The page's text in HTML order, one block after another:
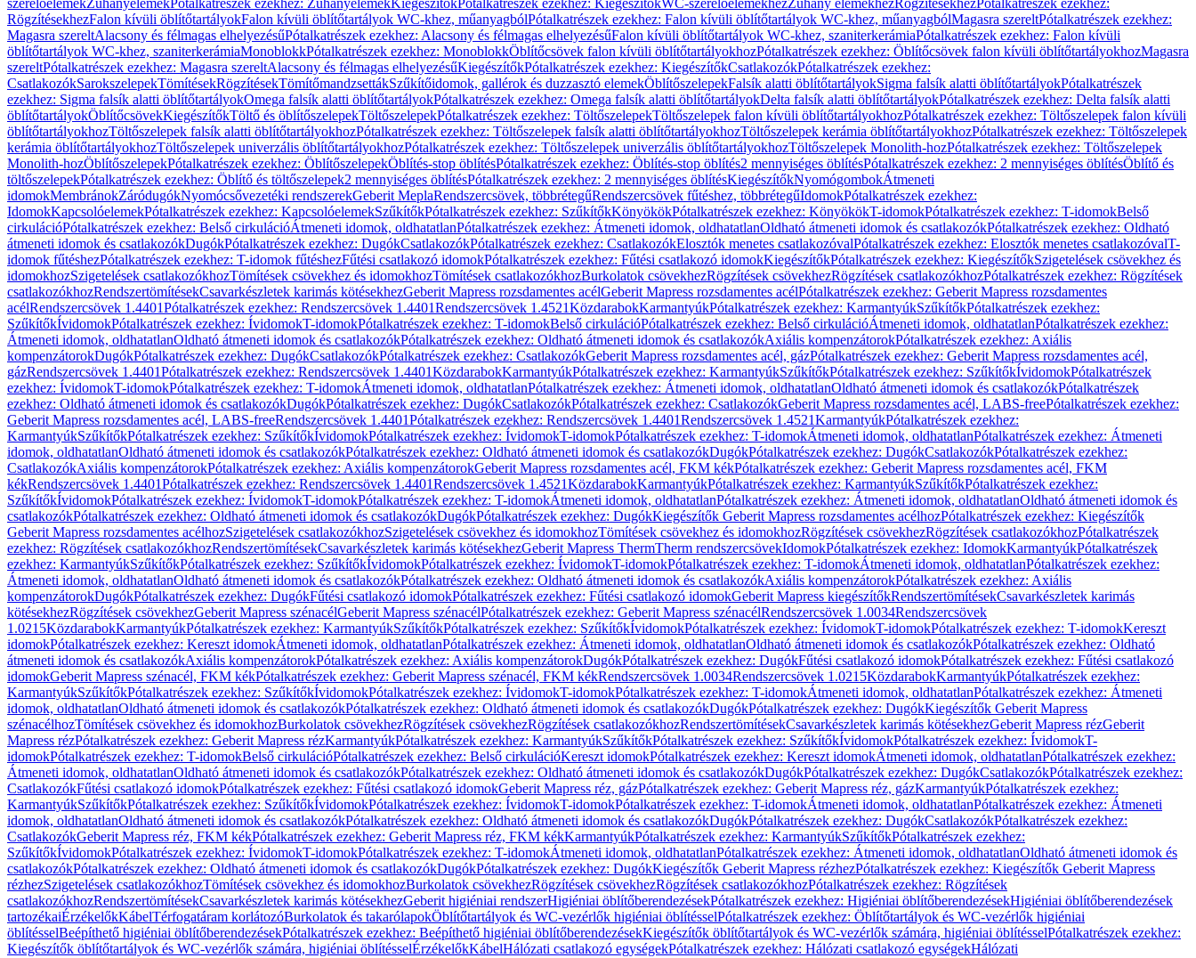
szerelőelemekZuhanyelemekPótalkatrészek ezekhez: ZuhanyelemekKiegészítőkPótalkatrészek ezekhez: KiegészítőkWC-szerelőelemekhezZuhany elemekhezRögzítésekhezPótalkatrészek ezekhez:
RögzítésekhezFalon kívüli öblítőtartályokFalon kívüli öblítőtartályok WC-khez, műanyagbólPótalkatrészek ezekhez: Falon kívüli öblítőtartályok WC-khez, műanyagbólMagasra szereltPótalkatrészek ezekhez:
Magasra szereltAlacsony és félmagas elhelyezésűPótalkatrészek ezekhez: Alacsony és félmagas elhelyezésűFalon kívüli öblítőtartályok WC-khez, szaniterkerámiaPótalkatrészek ezekhez: Falon kívüli
öblítőtartályok WC-khez, szaniterkerámiaMonoblokkPótalkatrészek ezekhez: MonoblokkÖblítőcsövek falon kívüli öblítőtartályokhozPótalkatrészek ezekhez: Öblítőcsövek falon kívüli öblítőtartályokhozMagasra
szereltPótalkatrészek ezekhez: Magasra szereltAlacsony és félmagas elhelyezésűKiegészítőkPótalkatrészek ezekhez: KiegészítőkCsatlakozókPótalkatrészek ezekhez:
CsatlakozókSarokszelepekTömítésekRögzítésekTömítőmandzsettákSzűkítőidomok, gallérok és duzzasztó elemekÖblítőszelepekFalsík alatti öblítőtartályokSigma falsík alatti öblítőtartályokPótalkatrészek
ezekhez: Sigma falsík alatti öblítőtartályokOmega falsík alatti öblítőtartályokPótalkatrészek ezekhez: Omega falsík alatti öblítőtartályokDelta falsík alatti öblítőtartályokPótalkatrészek ezekhez: Delta falsík alatti
öblítőtartályokÖblítőcsövekKiegészítőkTöltő és öblítőszelepekTöltőszelepekPótalkatrészek ezekhez: TöltőszelepekTöltőszelepek falon kívüli öblítőtartályokhozPótalkatrészek ezekhez: Töltőszelepek falon kívüli
öblítőtartályokhozTöltőszelepek falsík alatti öblítőtartályokhozPótalkatrészek ezekhez: Töltőszelepek falsík alatti öblítőtartályokhozTöltőszelepek kerámia öblítőtartályokhozPótalkatrészek ezekhez: Töltőszelepek
kerámia öblítőtartályokhozTöltőszelepek univerzális öblítőtartályokhozPótalkatrészek ezekhez: Töltőszelepek univerzális öblítőtartályokhozTöltőszelepek Monolith-hozPótalkatrészek ezekhez: Töltőszelepek
Monolith-hozÖblítőszelepekPótalkatrészek ezekhez: ÖblítőszelepekÖblítés-stop öblítésPótalkatrészek ezekhez: Öblítés-stop öblítés2 mennyiséges öblítésPótalkatrészek ezekhez: 2 mennyiséges öblítésÖblítő és
töltőszelepekPótalkatrészek ezekhez: Öblítő és töltőszelepek2 mennyiséges öblítésPótalkatrészek ezekhez: 2 mennyiséges öblítésKiegészítőkNyomógombokÁtmeneti
idomokMembránokZáródugókNyomócsővezetéki rendszerekGeberit MeplaRendszercsövek, többrétegűRendszercsövek fűtéshez, többrétegűIdomokPótalkatrészek ezekhez:
IdomokKapcsolóelemekPótalkatrészek ezekhez: KapcsolóelemekSzűkítőkPótalkatrészek ezekhez: SzűkítőkKönyökökPótalkatrészek ezekhez: KönyökökT-idomokPótalkatrészek ezekhez: T-idomokBelső
cirkulációPótalkatrészek ezekhez: Belső cirkulációÁtmeneti idomok, oldhatatlanPótalkatrészek ezekhez: Átmeneti idomok, oldhatatlanOldható átmeneti idomok és csatlakozókPótalkatrészek ezekhez: Oldható
átmeneti idomok és csatlakozókDugókPótalkatrészek ezekhez: DugókCsatlakozókPótalkatrészek ezekhez: CsatlakozókElosztók menetes csatlakozóvalPótalkatrészek ezekhez: Elosztók menetes csatlakozóvalT-
idomok fűtéshezPótalkatrészek ezekhez: T-idomok fűtéshezFűtési csatlakozó idomokPótalkatrészek ezekhez: Fűtési csatlakozó idomokKiegészítőkPótalkatrészek ezekhez: KiegészítőkSzigetelések csövekhez és
idomokhozSzigetelések csatlakozókhozTömítések csövekhez és idomokhozTömítések csatlakozókhozBurkolatok csövekhezRögzítések csövekhezRögzítések csatlakozókhozPótalkatrészek ezekhez: Rögzítések
csatlakozókhozRendszertömítésekCsavarkészletek karimás kötésekhezGeberit Mapress rozsdamentes acélGeberit Mapress rozsdamentes acélPótalkatrészek ezekhez: Geberit Mapress rozsdamentes
acélRendszercsövek 1.4401Pótalkatrészek ezekhez: Rendszercsövek 1.4401Rendszercsövek 1.4521KözdarabokKarmantyúkPótalkatrészek ezekhez: KarmantyúkSzűkítőkPótalkatrészek ezekhez:
SzűkítőkÍvidomokPótalkatrészek ezekhez: ÍvidomokT-idomokPótalkatrészek ezekhez: T-idomokBelső cirkulációPótalkatrészek ezekhez: Belső cirkulációÁtmeneti idomok, oldhatatlanPótalkatrészek ezekhez:
Átmeneti idomok, oldhatatlanOldható átmeneti idomok és csatlakozókPótalkatrészek ezekhez: Oldható átmeneti idomok és csatlakozókAxiális kompenzátorokPótalkatrészek ezekhez: Axiális
kompenzátorokDugókPótalkatrészek ezekhez: DugókCsatlakozókPótalkatrészek ezekhez: CsatlakozókGeberit Mapress rozsdamentes acél, gázPótalkatrészek ezekhez: Geberit Mapress rozsdamentes acél,
gázRendszercsövek 1.4401Pótalkatrészek ezekhez: Rendszercsövek 1.4401KözdarabokKarmantyúkPótalkatrészek ezekhez: KarmantyúkSzűkítőkPótalkatrészek ezekhez: SzűkítőkÍvidomokPótalkatrészek
ezekhez: ÍvidomokT-idomokPótalkatrészek ezekhez: T-idomokÁtmeneti idomok, oldhatatlanPótalkatrészek ezekhez: Átmeneti idomok, oldhatatlanOldható átmeneti idomok és csatlakozókPótalkatrészek
ezekhez: Oldható átmeneti idomok és csatlakozókDugókPótalkatrészek ezekhez: DugókCsatlakozókPótalkatrészek ezekhez: CsatlakozókGeberit Mapress rozsdamentes acél, LABS-freePótalkatrészek ezekhez:
Geberit Mapress rozsdamentes acél, LABS-freeRendszercsövek 1.4401Pótalkatrészek ezekhez: Rendszercsövek 1.4401Rendszercsövek 1.4521KarmantyúkPótalkatrészek ezekhez:
KarmantyúkSzűkítőkPótalkatrészek ezekhez: SzűkítőkÍvidomokPótalkatrészek ezekhez: ÍvidomokT-idomokPótalkatrészek ezekhez: T-idomokÁtmeneti idomok, oldhatatlanPótalkatrészek ezekhez: Átmeneti
idomok, oldhatatlanOldható átmeneti idomok és csatlakozókPótalkatrészek ezekhez: Oldható átmeneti idomok és csatlakozókDugókPótalkatrészek ezekhez: DugókCsatlakozókPótalkatrészek ezekhez:
CsatlakozókAxiális kompenzátorokPótalkatrészek ezekhez: Axiális kompenzátorokGeberit Mapress rozsdamentes acél, FKM kékPótalkatrészek ezekhez: Geberit Mapress rozsdamentes acél, FKM
kékRendszercsövek 1.4401Pótalkatrészek ezekhez: Rendszercsövek 1.4401Rendszercsövek 1.4521KözdarabokKarmantyúkPótalkatrészek ezekhez: KarmantyúkSzűkítőkPótalkatrészek ezekhez:
SzűkítőkÍvidomokPótalkatrészek ezekhez: ÍvidomokT-idomokPótalkatrészek ezekhez: T-idomokÁtmeneti idomok, oldhatatlanPótalkatrészek ezekhez: Átmeneti idomok, oldhatatlanOldható átmeneti idomok és
csatlakozókPótalkatrészek ezekhez: Oldható átmeneti idomok és csatlakozókDugókPótalkatrészek ezekhez: DugókKiegészítők Geberit Mapress rozsdamentes acélhozPótalkatrészek ezekhez: Kiegészítők
Geberit Mapress rozsdamentes acélhozSzigetelések csatlakozókhozSzigetelések csövekhez és idomokhozTömítések csövekhez és idomokhozRögzítések csövekhezRögzítések csatlakozókhozPótalkatrészek
ezekhez: Rögzítések csatlakozókhozRendszertömítésekCsavarkészletek karimás kötésekhezGeberit Mapress ThermTherm rendszercsövekIdomokPótalkatrészek ezekhez: IdomokKarmantyúkPótalkatrészek
ezekhez: KarmantyúkSzűkítőkPótalkatrészek ezekhez: SzűkítőkÍvidomokPótalkatrészek ezekhez: ÍvidomokT-idomokPótalkatrészek ezekhez: T-idomokÁtmeneti idomok, oldhatatlanPótalkatrészek ezekhez:
Átmeneti idomok, oldhatatlanOldható átmeneti idomok és csatlakozókPótalkatrészek ezekhez: Oldható átmeneti idomok és csatlakozókAxiális kompenzátorokPótalkatrészek ezekhez: Axiális
kompenzátorokDugókPótalkatrészek ezekhez: DugókFűtési csatlakozó idomokPótalkatrészek ezekhez: Fűtési csatlakozó idomokGeberit Mapress kiegészítőkRendszertömítésekCsavarkészletek karimás
kötésekhezRögzítések csövekhezGeberit Mapress szénacélGeberit Mapress szénacélPótalkatrészek ezekhez: Geberit Mapress szénacélRendszercsövek 1.0034Rendszercsövek
1.0215KözdarabokKarmantyúkPótalkatrészek ezekhez: KarmantyúkSzűkítőkPótalkatrészek ezekhez: SzűkítőkÍvidomokPótalkatrészek ezekhez: ÍvidomokT-idomokPótalkatrészek ezekhez: T-idomokKereszt
idomokPótalkatrészek ezekhez: Kereszt idomokÁtmeneti idomok, oldhatatlanPótalkatrészek ezekhez: Átmeneti idomok, oldhatatlanOldható átmeneti idomok és csatlakozókPótalkatrészek ezekhez: Oldható
átmeneti idomok és csatlakozókAxiális kompenzátorokPótalkatrészek ezekhez: Axiális kompenzátorokDugókPótalkatrészek ezekhez: DugókFűtési csatlakozó idomokPótalkatrészek ezekhez: Fűtési csatlakozó
idomokGeberit Mapress szénacél, FKM kékPótalkatrészek ezekhez: Geberit Mapress szénacél, FKM kékRendszercsövek 1.0034Rendszercsövek 1.0215KözdarabokKarmantyúkPótalkatrészek ezekhez:
KarmantyúkSzűkítőkPótalkatrészek ezekhez: SzűkítőkÍvidomokPótalkatrészek ezekhez: ÍvidomokT-idomokPótalkatrészek ezekhez: T-idomokÁtmeneti idomok, oldhatatlanPótalkatrészek ezekhez: Átmeneti
idomok, oldhatatlanOldható átmeneti idomok és csatlakozókPótalkatrészek ezekhez: Oldható átmeneti idomok és csatlakozókDugókPótalkatrészek ezekhez: DugókKiegészítők Geberit Mapress
szénacélhozTömítések csövekhez és idomokhozBurkolatok csövekhezRögzítések csövekhezRögzítések csatlakozókhozRendszertömítésekCsavarkészletek karimás kötésekhezGeberit Mapress rézGeberit
Mapress rézPótalkatrészek ezekhez: Geberit Mapress rézKarmantyúkPótalkatrészek ezekhez: KarmantyúkSzűkítőkPótalkatrészek ezekhez: SzűkítőkÍvidomokPótalkatrészek ezekhez: ÍvidomokT-
idomokPótalkatrészek ezekhez: T-idomokBelső cirkulációPótalkatrészek ezekhez: Belső cirkulációKereszt idomokPótalkatrészek ezekhez: Kereszt idomokÁtmeneti idomok, oldhatatlanPótalkatrészek ezekhez:
Átmeneti idomok, oldhatatlanOldható átmeneti idomok és csatlakozókPótalkatrészek ezekhez: Oldható átmeneti idomok és csatlakozókDugókPótalkatrészek ezekhez: DugókCsatlakozókPótalkatrészek ezekhez:
CsatlakozókFűtési csatlakozó idomokPótalkatrészek ezekhez: Fűtési csatlakozó idomokGeberit Mapress réz, gázPótalkatrészek ezekhez: Geberit Mapress réz, gázKarmantyúkPótalkatrészek ezekhez:
KarmantyúkSzűkítőkPótalkatrészek ezekhez: SzűkítőkÍvidomokPótalkatrészek ezekhez: ÍvidomokT-idomokPótalkatrészek ezekhez: T-idomokÁtmeneti idomok, oldhatatlanPótalkatrészek ezekhez: Átmeneti
idomok, oldhatatlanOldható átmeneti idomok és csatlakozókPótalkatrészek ezekhez: Oldható átmeneti idomok és csatlakozókDugókPótalkatrészek ezekhez: DugókCsatlakozókPótalkatrészek ezekhez:
CsatlakozókGeberit Mapress réz, FKM kékPótalkatrészek ezekhez: Geberit Mapress réz, FKM kékKarmantyúkPótalkatrészek ezekhez: KarmantyúkSzűkítőkPótalkatrészek ezekhez:
SzűkítőkÍvidomokPótalkatrészek ezekhez: ÍvidomokT-idomokPótalkatrészek ezekhez: T-idomokÁtmeneti idomok, oldhatatlanPótalkatrészek ezekhez: Átmeneti idomok, oldhatatlanOldható átmeneti idomok és
csatlakozókPótalkatrészek ezekhez: Oldható átmeneti idomok és csatlakozókDugókPótalkatrészek ezekhez: DugókKiegészítők Geberit Mapress rézhezPótalkatrészek ezekhez: Kiegészítők Geberit Mapress
rézhezSzigetelések csatlakozókhozTömítések csövekhez és idomokhozBurkolatok csövekhezRögzítések csövekhezRögzítések csatlakozókhozPótalkatrészek ezekhez: Rögzítések
csatlakozókhozRendszertömítésekCsavarkészletek karimás kötésekhezGeberit higiéniai rendszerHigiéniai öblítőberendezésekPótalkatrészek ezekhez: Higiéniai öblítőberendezésekHigiéniai öblítőberendezések
tartozékaiÉrzékelőkKábelTérfogatáram korlátozóBurkolatok és takarólapokÖblítőtartályok és WC-vezérlők higiéniai öblítésselPótalkatrészek ezekhez: Öblítőtartályok és WC-vezérlők higiéniai
öblítésselBeépíthető higiéniai öblítőberendezésekPótalkatrészek ezekhez: Beépíthető higiéniai öblítőberendezésekKiegészítők öblítőtartályok és WC-vezérlők számára, higiéniai öblítésselPótalkatrészek ezekhez:
Kiegészítők öblítőtartályok és WC-vezérlők számára, higiéniai öblítésselÉrzékelőkKábelHálózati csatlakozó egységekPótalkatrészek ezekhez: Hálózati csatlakozó egységekHálózati